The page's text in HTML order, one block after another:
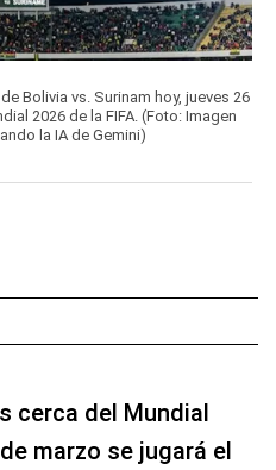
Bolivia vs. Surinam hoy, jueves 26
2026 de la FIFA. (Foto: Imagen
la IA de Gemini)
cerca del Mundial
marzo se jugará el